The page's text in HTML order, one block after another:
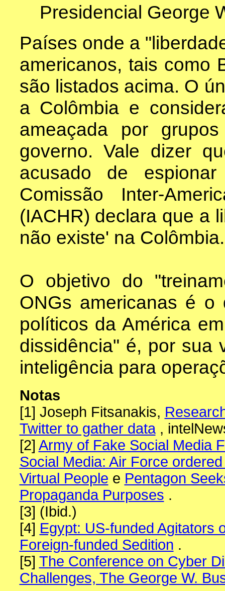
Presidencial George
Países onde a
americanos, tais como
são listados acima. O
a Colômbia e
ameaçada por
governo. Vale dizer
acusado de
Comissão Inter-
(IACHR) declara que a
não existe' na Colômbia.
O objetivo do
ONGs americanas é o
políticos da América
dissidência" é, por sua
inteligência para
Notas
[1] Joseph Fitsanakis,
Twitter to gather data,
[2] Army of Fake Social Media
Social Media: Air Force
Virtual People e Pentagon
Propaganda Purposes .
[3] (Ibid.)
[4] Egypt: US-funded Agitators
Foreign-funded Sedition .
[5] The Conference on Cyber
Challenges, The George W.